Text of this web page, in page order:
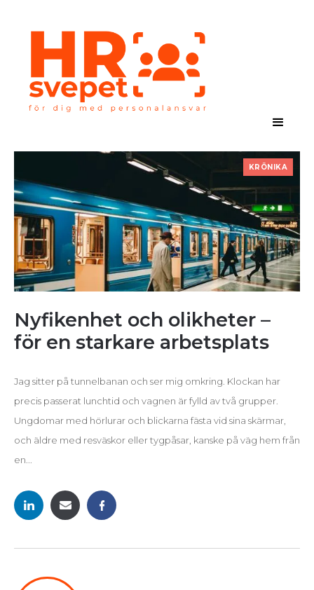
KRÖNIKA
Nyfikenhet och olikheter –
för en starkare arbetsplats
Jag sitter på tunnelbanan och ser mig omkring. Klockan har
precis passerat lunchtid och vagnen är fylld av två grupper.
Ungdomar med hörlurar och blickarna fästa vid sina skärmar,
och äldre med resväskor eller tygpåsar, kanske på väg hem från
en...